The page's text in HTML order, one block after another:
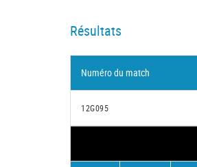
Résultats
Numéro du match
12G095